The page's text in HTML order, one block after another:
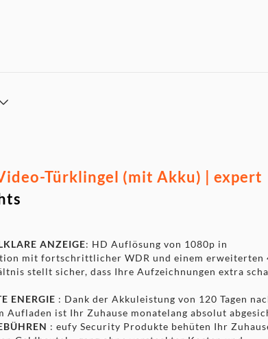
Türklingel (mit Akku) | expert
ANZEIGE: HD Auflösung von 1080p in
mit fortschrittlicher WDR und einem erweiterten
stellt sicher, dass Ihre Aufzeichnungen extra
ENERGIE : Dank der Akkuleistung von 120 Tagen
Aufladen ist Ihr Zuhause monatelang absolut
: eufy Security Produkte behüten Ihr